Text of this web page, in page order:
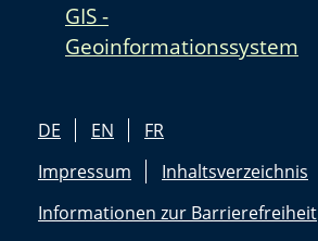
GIS -
Geoinformationssystem
DE EN
FR
Impressum
Inhaltsverzeichnis
Informationen zur Barrierefreiheit